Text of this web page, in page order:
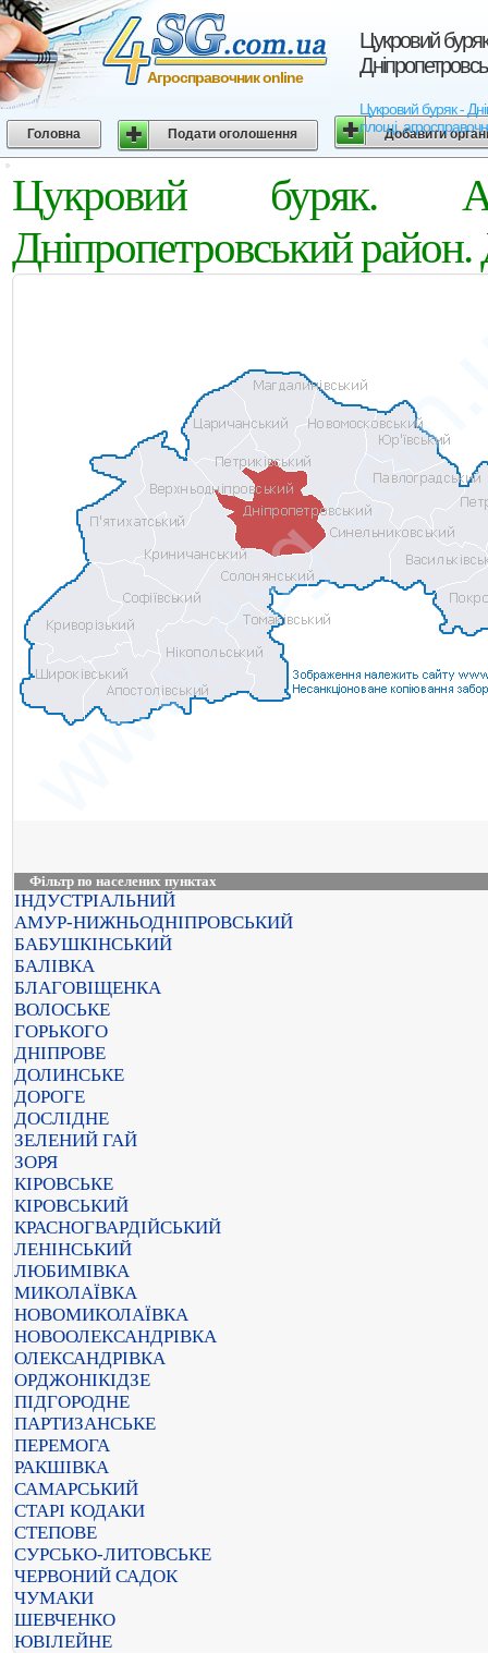
Цукровий
Цукровий буряк -
площі,
Агросправочник online
Головна Подати оголошення Добавити
Цукровий буряк.
Дніпропетровський район.
Фільтр по населених пунктах
ІНДУСТРІАЛЬНИЙ
АМУР-НИЖНЬОДНІПРОВСЬКИЙ
БАБУШКІНСЬКИЙ
БАЛІВКА
БЛАГОВІЩЕНКА
ВОЛОСЬКЕ
ГОРЬКОГО
ДНІПРОВЕ
ДОЛИНСЬКЕ
ДОРОГЕ
ДОСЛІДНЕ
ЗЕЛЕНИЙ ГАЙ
ЗОРЯ
КІРОВСЬКЕ
КІРОВСЬКИЙ
КРАСНОГВАРДІЙСЬКИЙ
ЛЕНІНСЬКИЙ
ЛЮБИМІВКА
МИКОЛАЇВКА
НОВОМИКОЛАЇВКА
НОВООЛЕКСАНДРІВКА
ОЛЕКСАНДРІВКА
ОРДЖОНІКІДЗЕ
ПІДГОРОДНЕ
ПАРТИЗАНСЬКЕ
ПЕРЕМОГА
РАКШІВКА
САМАРСЬКИЙ
СТАРІ КОДАКИ
СТЕПОВЕ
СУРСЬКО-ЛИТОВСЬКЕ
ЧЕРВОНИЙ САДОК
ЧУМАКИ
ШЕВЧЕНКО
ЮВІЛЕЙНЕ